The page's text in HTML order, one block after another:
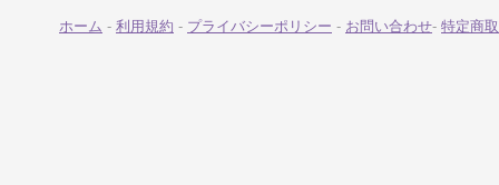
ホーム - 利用規約 - プライバシーポリシー - お問い合わせ- 特定商